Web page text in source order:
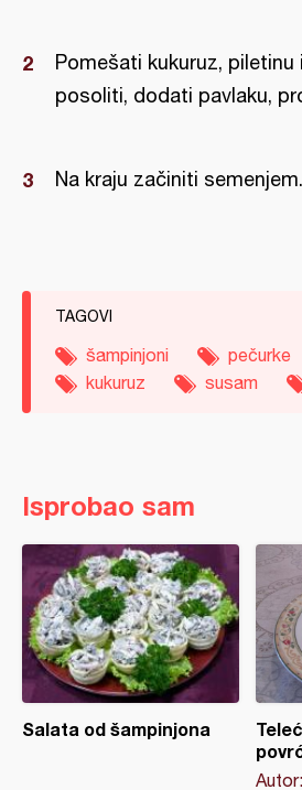
Pomešati kukuruz, piletinu
posoliti, dodati pavlaku,
Na kraju začiniti semenjem.
TAGOVI
šampinjoni pečurke
kukuruz
susam
Isprobao sam
Salata od šampinjona
Autor: